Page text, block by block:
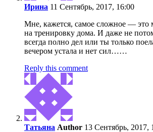
Ирина 11 Сентябрь, 2017, 16:00
Мне, кажется, самое сложное — это
на тренировку дома. И даже не
всегда полно дел или ты только
вечером устала и нет сил……
Reply this comment
Татьяна Author 13 Сентябрь, 2017,